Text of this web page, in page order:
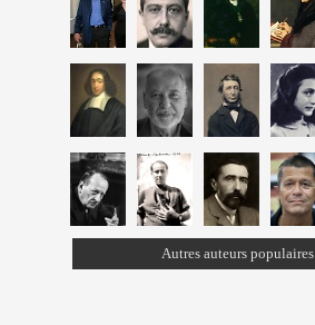
Autres auteurs populaires